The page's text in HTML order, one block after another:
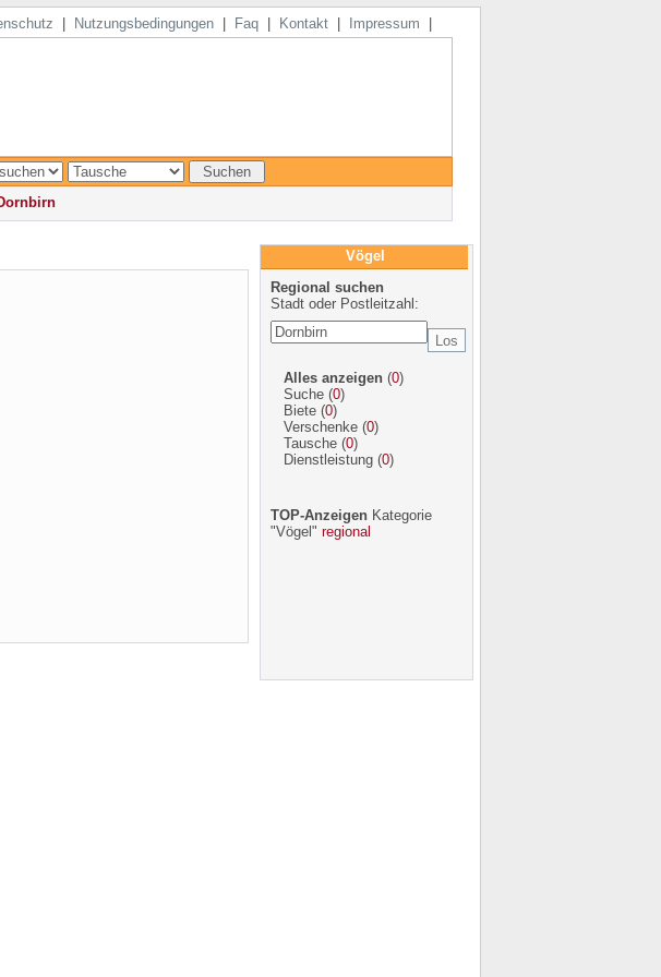
Nutzungsbedingungen| Faq| Kontakt| Impressum
Vögel
Regional suchen
Stadt oder Postleitzahl:
Alles anzeigen(0)
Suche(0)
Biete(0)
Verschenke(0)
Tausche(0)
Dienstleistung(0)
TOP-AnzeigenKategorie
"Vögel" regional